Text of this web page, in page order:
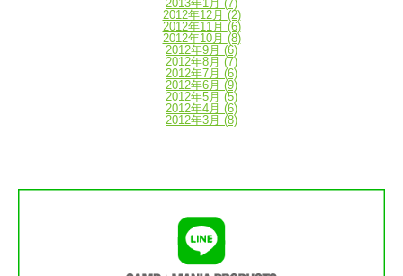
2013年1月 (7)
2012年12月 (2)
2012年11月 (6)
2012年10月 (8)
2012年9月 (6)
2012年8月 (7)
2012年7月 (6)
2012年6月 (9)
2012年5月 (5)
2012年4月 (6)
2012年3月 (8)